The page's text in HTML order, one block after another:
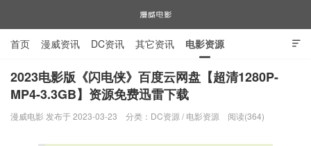
漫威电影

首页 漫威资讯 DC资讯 其它资讯 电影资源
电视剧资源 漫威图片
2023电影版《闪电侠》百度云网盘【超清1280P-
MP4-3.3GB】资源免费迅雷下载
漫威电影 发布于 2023-03-23 分类： DC资源 / 电影资源 阅读(364)